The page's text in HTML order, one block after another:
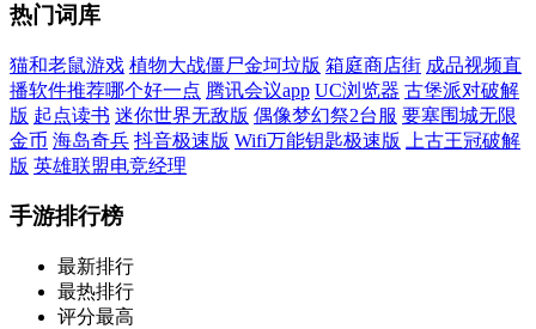
热门词库
猫和老鼠游戏 植物大战僵尸金坷垃版 箱庭商店街 成品视频直
播软件推荐哪个好一点 腾讯会议app UC浏览器 古堡派对破解
版 起点读书 迷你世界无敌版 偶像梦幻祭2台服 要塞围城无限
金币 海岛奇兵 抖音极速版 Wifi万能钥匙极速版
上古王冠破解
版 英雄联盟电竞经理
手游排行榜
最新排行
最热排行
评分最高